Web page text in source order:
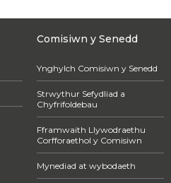
Comisiwn y Senedd
Ynghylch Comisiwn y Senedd
Strwythur Sefydliad a
Chyfrifoldebau
Fframwaith Llywodraethu
Corfforaethol y Comisiwn
Mynediad at wybodaeth